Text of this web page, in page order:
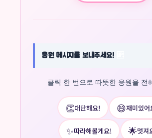
응원 메시지를 보내주세요!
클릭 한 번으로 따뜻한 응원을 전
👏대단해요! 😄재미있어
✨따라해볼게요! 🌟멋져